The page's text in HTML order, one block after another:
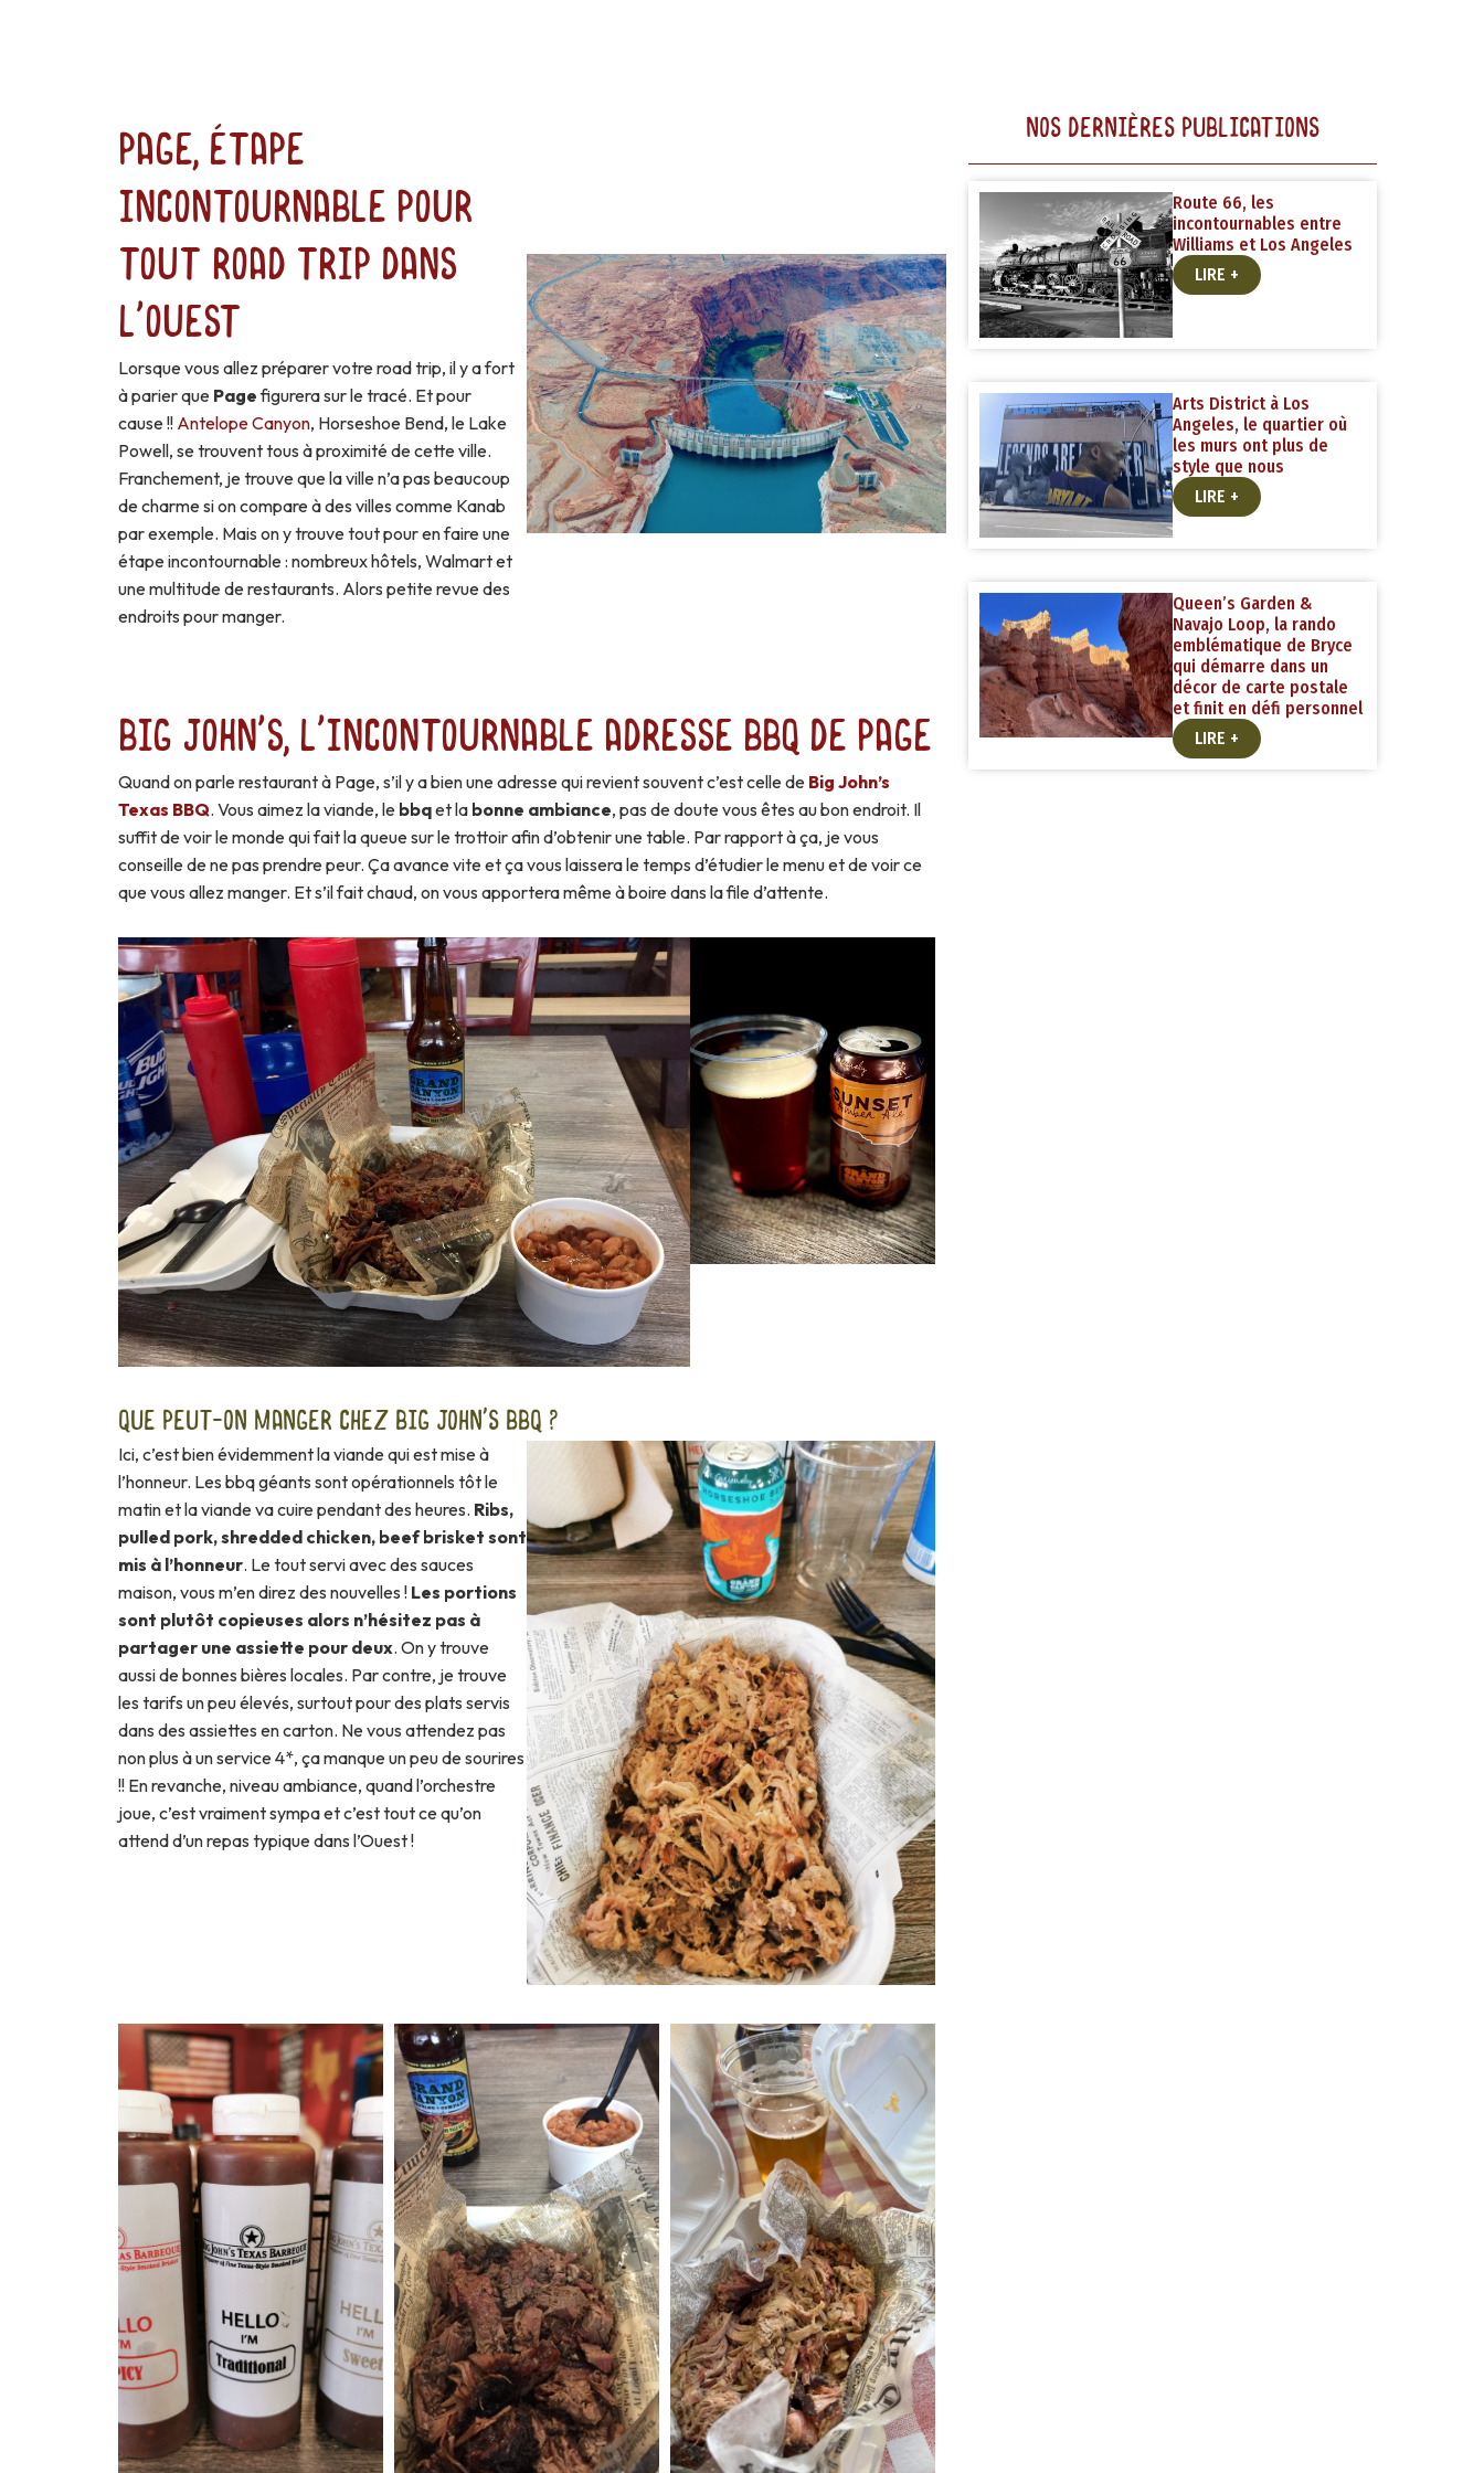
NOS DERNIÈRES PUBLICATIONS
Route 66, les
incontournables entre
Williams et Los Angeles
LIRE +
Arts District à Los
Angeles, le quartier où
les murs ont plus de
style que nous
LIRE +
Queen’s Garden &
Navajo Loop, la rando
emblématique de Bryce
qui démarre dans un
décor de carte postale
et finit en défi personnel
LIRE +
Page, étape
incontournable pour
tout road trip dans
l'Ouest
Lorsque vous allez préparer votre road trip, il y a fort
à parier que Pagefigurera sur le tracé. Et pour
cause !! Antelope Canyon, Horseshoe Bend, le Lake
Powell, se trouvent tous à proximité de cette ville.
Franchement, je trouve que la ville n’a pas beaucoup
de charme si on compare à des villes comme Kanab
par exemple. Mais on y trouve tout pour en faire une
étape incontournable : nombreux hôtels, Walmart et
une multitude de restaurants. Alors petite revue des
endroits pour manger.
Big John's, l'incontournable adresse BBQ de Page
Quand on parle restaurant à Page, s’il y a bien une adresse qui revient souvent c’est celle de Big John’s
Texas BBQ. Vous aimez la viande, le bbqet la bonne ambiance, pas de doute vous êtes au bon endroit. Il
suffit de voir le monde qui fait la queue sur le trottoir afin d’obtenir une table. Par rapport à ça, je vous
conseille de ne pas prendre peur. Ça avance vite et ça vous laissera le temps d’étudier le menu et de voir ce
que vous allez manger. Et s’il fait chaud, on vous apportera même à boire dans la file d’attente.
QUE PEUT-ON MANGER CHEZ BIG JOHN'S BBQ ?
Ici, c’est bien évidemment la viande qui est mise à
l’honneur. Les bbq géants sont opérationnels tôt le
matin et la viande va cuire pendant des heures. Ribs,
pulled pork, shredded chicken, beef brisket sont
mis à l’honneur. Le tout servi avec des sauces
maison, vous m’en direz des nouvelles ! Les portions
sont plutôt copieuses alors n’hésitez pas à
partager une assiette pour deux. On y trouve
aussi de bonnes bières locales. Par contre, je trouve
les tarifs un peu élevés, surtout pour des plats servis
dans des assiettes en carton. Ne vous attendez pas
non plus à un service 4*, ça manque un peu de sourires
!! En revanche, niveau ambiance, quand l’orchestre
joue, c’est vraiment sympa et c’est tout ce qu’on
attend d’un repas typique dans l’Ouest !